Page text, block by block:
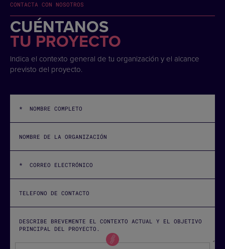
CONTACTA CON NOSOTROS
CUÉNTANOS
TU PROYECTO
Indica el contexto general de tu organización y el alcance
previsto del proyecto.